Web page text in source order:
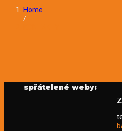
Home
/
spřátelené weby: